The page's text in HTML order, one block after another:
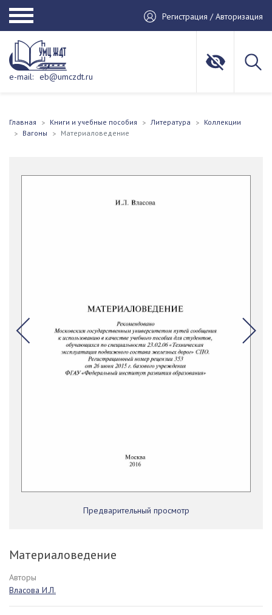
Регистрация / Авторизация
e-mail: eb@umczdt.ru
Главная Книги и учебные пособия Литература
Коллекции
Вагоны
Материаловедение
Предварительный просмотр
Материаловедение
Авторы
Власова И.Л.